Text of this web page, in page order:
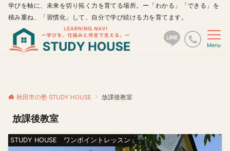
学びを軸に、未来を切り拓く力を育てる場所。ー「わかる」「できる」を
積み重ね、「習慣化」して、自分で学び続ける力を育てます。
Menu
秋田市の塾 STUDY HOUSE 放課後教室
放課後教室
STUDY HOUSE ワンポイントレッスン